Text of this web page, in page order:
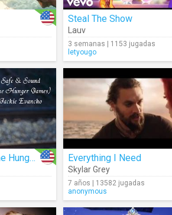
Steal The Show
Lauv
3 semanas | 1153 jugadas
letyougo
Safe And Sound (The Hunger Games) Everything I Need
Skylar Grey
7 años | 13582 jugadas
anonymous